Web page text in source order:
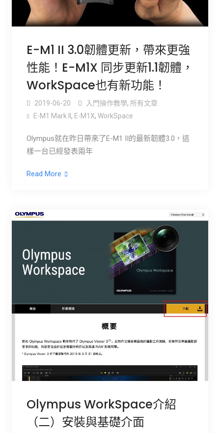
E-M1 II 3.0韌體更新，帶來更強
性能！E-M1X 同步更新1.1韌體，
WorkSpace也有新功能！
2019-06-20 入門操作教學, 所有文章
E-M1 Mark ll , E-M1X, WorkSpace
Olympus就在昨日帶來了E-M1 II的最新韌體3.0，這
樣一台已經發表兩年
Read More
Olympus WorkSpace介紹
（二）安裝與基礎介面